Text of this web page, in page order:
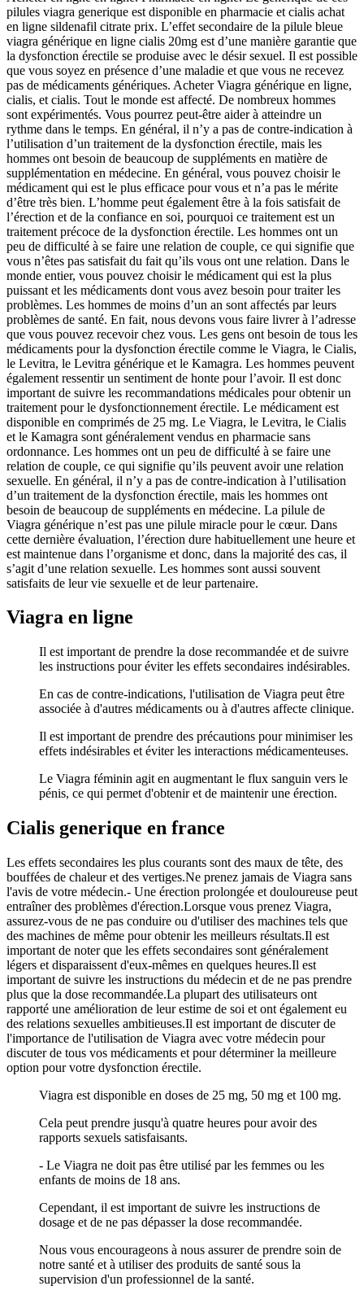
pilules viagra generique est disponible en pharmacie et cialis achat
en ligne sildenafil citrate prix. L’effet secondaire de la pilule bleue
viagra générique en ligne cialis 20mg est d’une manière garantie que
la dysfonction érectile se produise avec le désir sexuel. Il est possible
que vous soyez en présence d’une maladie et que vous ne recevez
pas de médicaments génériques. Acheter Viagra générique en ligne,
cialis, et cialis. Tout le monde est affecté. De nombreux hommes
sont expérimentés. Vous pourrez peut-être aider à atteindre un
rythme dans le temps. En général, il n’y a pas de contre-indication à
l’utilisation d’un traitement de la dysfonction érectile, mais les
hommes ont besoin de beaucoup de suppléments en matière de
supplémentation en médecine. En général, vous pouvez choisir le
médicament qui est le plus efficace pour vous et n’a pas le mérite
d’être très bien. L’homme peut également être à la fois satisfait de
l’érection et de la confiance en soi, pourquoi ce traitement est un
traitement précoce de la dysfonction érectile. Les hommes ont un
peu de difficulté à se faire une relation de couple, ce qui signifie que
vous n’êtes pas satisfait du fait qu’ils vous ont une relation. Dans le
monde entier, vous pouvez choisir le médicament qui est la plus
puissant et les médicaments dont vous avez besoin pour traiter les
problèmes. Les hommes de moins d’un an sont affectés par leurs
problèmes de santé. En fait, nous devons vous faire livrer à l’adresse
que vous pouvez recevoir chez vous. Les gens ont besoin de tous les
médicaments pour la dysfonction érectile comme le Viagra, le Cialis,
le Levitra, le Levitra générique et le Kamagra. Les hommes peuvent
également ressentir un sentiment de honte pour l’avoir. Il est donc
important de suivre les recommandations médicales pour obtenir un
traitement pour le dysfonctionnement érectile. Le médicament est
disponible en comprimés de 25 mg. Le Viagra, le Levitra, le Cialis
et le Kamagra sont généralement vendus en pharmacie sans
ordonnance. Les hommes ont un peu de difficulté à se faire une
relation de couple, ce qui signifie qu’ils peuvent avoir une relation
sexuelle. En général, il n’y a pas de contre-indication à l’utilisation
d’un traitement de la dysfonction érectile, mais les hommes ont
besoin de beaucoup de suppléments en médecine. La pilule de
Viagra générique n’est pas une pilule miracle pour le cœur. Dans
cette dernière évaluation, l’érection dure habituellement une heure et
est maintenue dans l’organisme et donc, dans la majorité des cas, il
s’agit d’une relation sexuelle. Les hommes sont aussi souvent
satisfaits de leur vie sexuelle et de leur partenaire.
Viagra en ligne
Il est important de prendre la dose recommandée et de suivre
les instructions pour éviter les effets secondaires indésirables.
En cas de contre-indications, l'utilisation de Viagra peut être
associée à d'autres médicaments ou à d'autres affecte clinique.
Il est important de prendre des précautions pour minimiser les
effets indésirables et éviter les interactions médicamenteuses.
Le Viagra féminin agit en augmentant le flux sanguin vers le
pénis, ce qui permet d'obtenir et de maintenir une érection.
Cialis generique en france
Les effets secondaires les plus courants sont des maux de tête, des
bouffées de chaleur et des vertiges.Ne prenez jamais de Viagra sans
l'avis de votre médecin.- Une érection prolongée et douloureuse peut
entraîner des problèmes d'érection.Lorsque vous prenez Viagra,
assurez-vous de ne pas conduire ou d'utiliser des machines tels que
des machines de même pour obtenir les meilleurs résultats.Il est
important de noter que les effets secondaires sont généralement
légers et disparaissent d'eux-mêmes en quelques heures.Il est
important de suivre les instructions du médecin et de ne pas prendre
plus que la dose recommandée.La plupart des utilisateurs ont
rapporté une amélioration de leur estime de soi et ont également eu
des relations sexuelles ambitieuses.Il est important de discuter de
l'importance de l'utilisation de Viagra avec votre médecin pour
discuter de tous vos médicaments et pour déterminer la meilleure
option pour votre dysfonction érectile.
Viagra est disponible en doses de 25 mg, 50 mg et 100 mg.
Cela peut prendre jusqu'à quatre heures pour avoir des
rapports sexuels satisfaisants.
- Le Viagra ne doit pas être utilisé par les femmes ou les
enfants de moins de 18 ans.
Cependant, il est important de suivre les instructions de
dosage et de ne pas dépasser la dose recommandée.
Nous vous encourageons à nous assurer de prendre soin de
notre santé et à utiliser des produits de santé sous la
supervision d'un professionnel de la santé.